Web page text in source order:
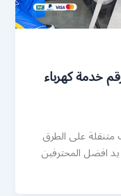
بنشر الجليعة 55566920 رقم خدمة كهرباء
على الطرق
افضل المحترفين